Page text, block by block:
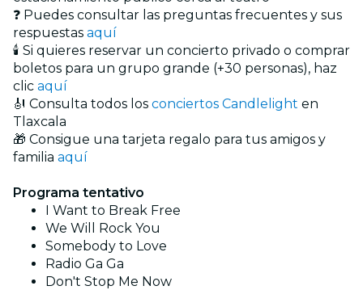
❓ Puedes consultar las preguntas frecuentes y sus
respuestas aquí
🕯️ Si quieres reservar un concierto privado o comprar
boletos para un grupo grande (+30 personas), haz
clic aquí
🎻 Consulta todos los conciertos Candlelight en
Tlaxcala
🎁 Consigue una tarjeta regalo para tus amigos y
familia aquí
Programa tentativo
I Want to Break Free
We Will Rock You
Somebody to Love
Radio Ga Ga
Don't Stop Me Now